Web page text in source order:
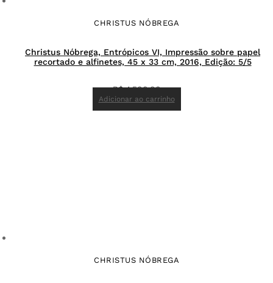
CHRISTUS NÓBREGA
Christus Nóbrega, Entrópicos VI, Impressão sobre papel
recortado e alfinetes, 45 x 33 cm, 2016, Edição: 5/5
R$4.500,00
Adicionar ao carrinho
CHRISTUS NÓBREGA